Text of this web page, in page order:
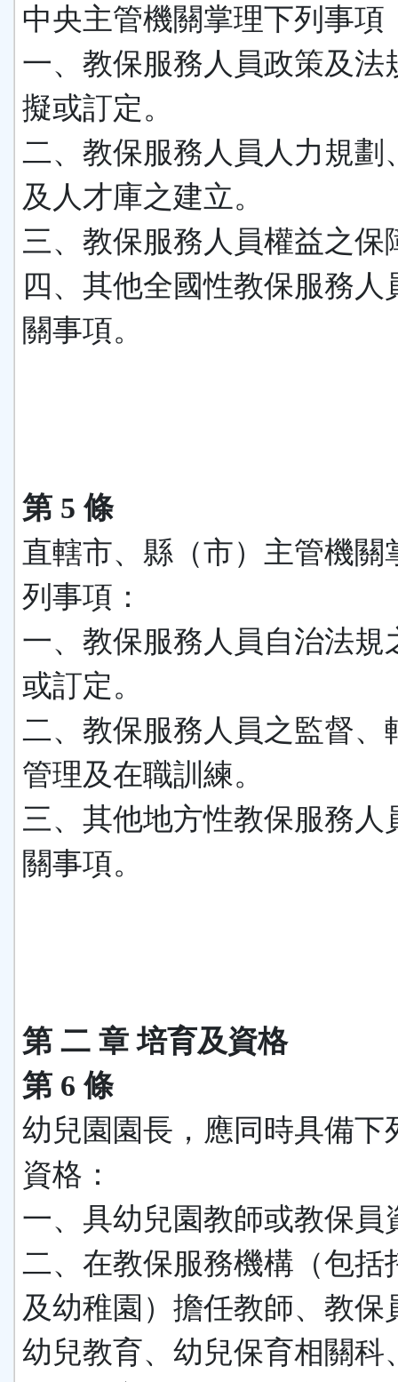
中央主管機關掌理下列事項
一、教保服務人員政策及法
擬或訂定。
二、教保服務人員人力規劃
及人才庫之建立。
三、教保服務人員權益之保
四、其他全國性教保服務人
關事項。
第 5 條
直轄市、縣（市）主管機關
列事項：
一、教保服務人員自治法規
或訂定。
二、教保服務人員之監督、
管理及在職訓練。
三、其他地方性教保服務人
關事項。
第 二 章 培育及資格
第 6 條
幼兒園園長，應同時具備下
資格：
一、具幼兒園教師或教保員
二、在教保服務機構（包括
及幼稚園）擔任教師、教保
幼兒教育、幼兒保育相關科